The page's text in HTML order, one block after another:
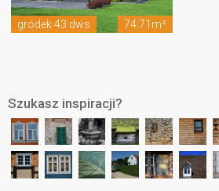
gródek 43 dws 74.71m²
Szukasz inspiracji?